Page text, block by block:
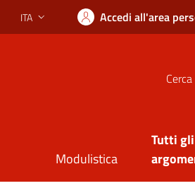
Lingua attiva:
ITA Accedi all'area
Cerca
Modulistica
Tutti gli